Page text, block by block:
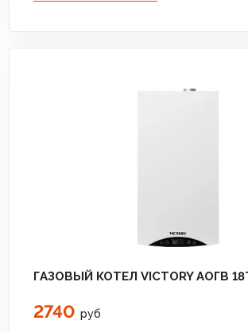
ГАЗОВЫЙ КОТЕЛ VICTORY АОГВ
2740 руб